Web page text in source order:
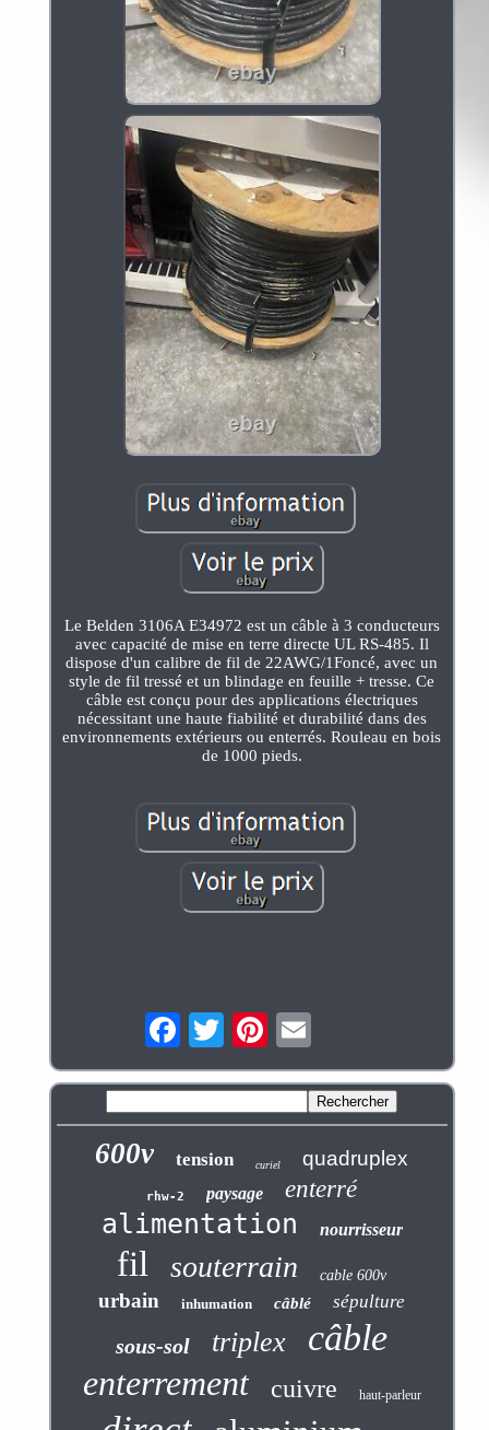
Le Belden 3106A E34972 est un câble à 3 conducteurs
avec capacité de mise en terre directe UL RS-485. Il
dispose d'un calibre de fil de 22AWG/1Foncé, avec un
style de fil tressé et un blindage en feuille + tresse. Ce
câble est conçu pour des applications électriques
nécessitant une haute fiabilité et durabilité dans des
environnements extérieurs ou enterrés. Rouleau en bois
de 1000 pieds.
600v tension curiel quadruplex
rhw-2 paysage enterré
alimentation nourrisseur
fil souterrain cable 600v
urbain inhumation câblé sépulture
sous-sol triplex câble
enterrement cuivre haut-parleur